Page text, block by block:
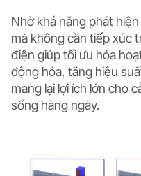
Nhờ khả năng phát
mà không cần tiếp xúc
điện giúp tối ưu hóa
động hóa, tăng hiệu
mang lại lợi ích lớn cho
sống hàng ngày.